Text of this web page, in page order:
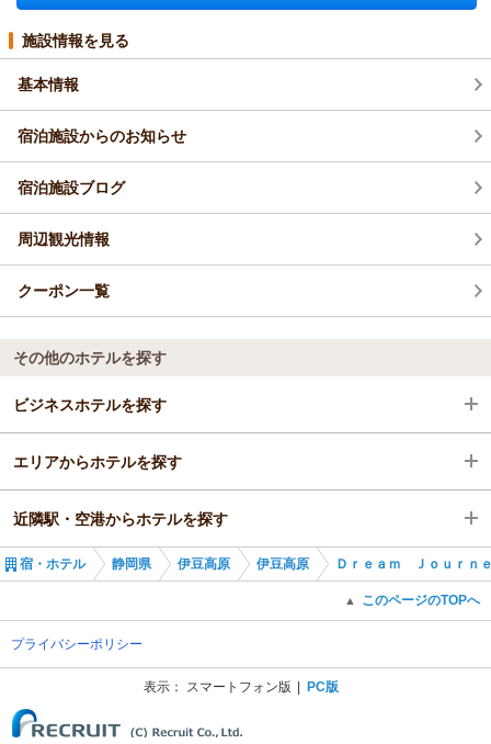
施設情報を見る
基本情報
宿泊施設からのお知らせ
宿泊施設ブログ
周辺観光情報
クーポン一覧
その他のホテルを探す
ビジネスホテルを探す
静岡県
伊豆高原
伊豆高原駅
エリアからホテルを探す
静岡県
伊豆高原
近隣駅・空港からホテルを探す
城ケ崎海岸駅
宿・ホテル 静岡県 伊豆高原 伊豆高原 Ｄｒｅａｍ Ｊｏｕｒｎ
▲ このページのTOPへ
プライバシーポリシー
表示： スマートフォン版 PC版